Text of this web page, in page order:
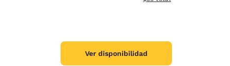
Ver disponibilidad